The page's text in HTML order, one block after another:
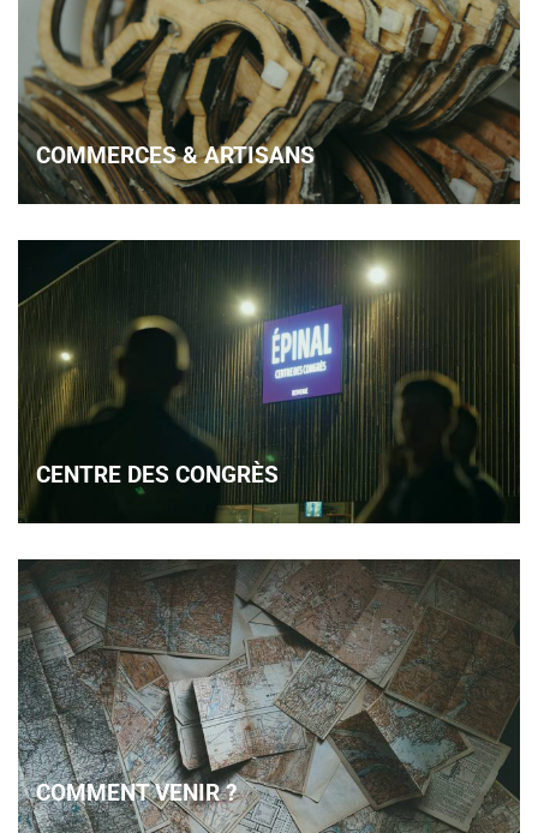
COMMERCES & ARTISANS
CENTRE DES CONGRÈS
COMMENT VENIR ?